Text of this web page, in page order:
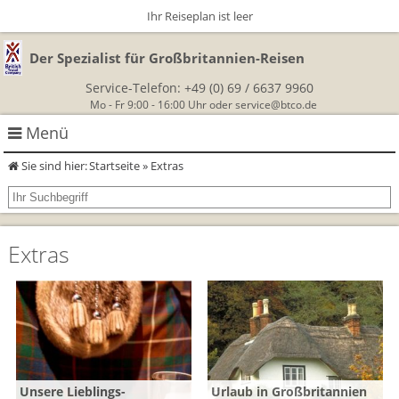
Der Spezialist für Großbritannien-Reisen
Service-Telefon: +49 (0) 69 / 6637 9960
Mo - Fr 9:00 - 16:00 Uhr oder service@btco.de
Menü
Rundreisen Großbritannien
Autorundreisen
Herzlich Willkommen
England
Schottland
Wales
Wanderurlaub
Geführte Wandertouren
Wandern in Cornwall
Wandern in England
Wandern in Schottland
Themenreisen
Classic-Car-Reise durch Südengland
Für Outlander‑Fans: inspiriert durch die Highland Saga
Gartenreisen England
Allergikerreisen
BTCo
Sie sind hier:Startseite» Extras
Ihr Reiseplan ist leer
Extras
Unsere Lieblings-
Urlaub in Großbritannien